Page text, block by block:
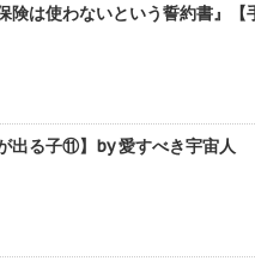
は使わないという誓約書』
出る子⑪】by 愛すべき宇宙人